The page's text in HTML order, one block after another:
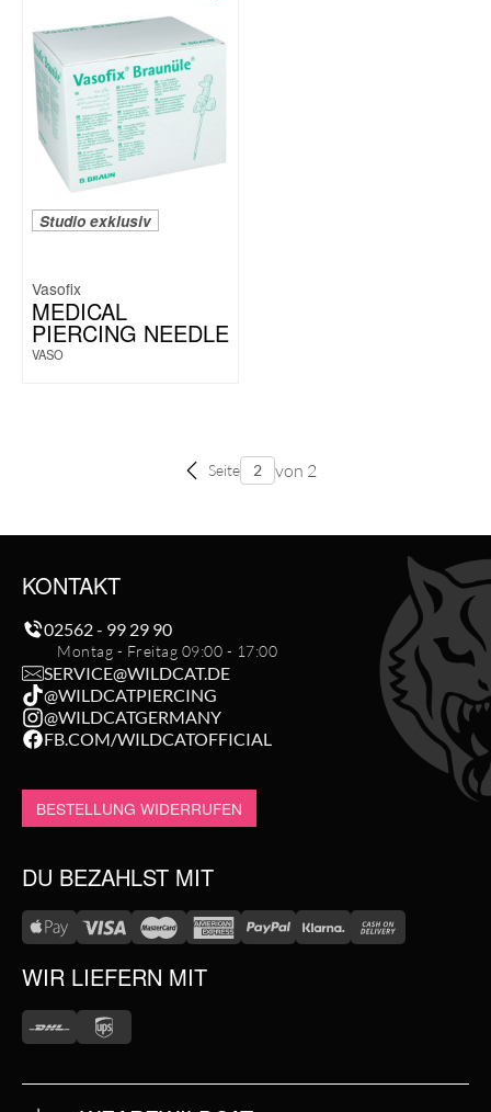
Studio exklusiv
Vasofix
MEDICAL
PIERCING NEEDLE
VASO
Seite von 2
KONTAKT
02562 - 99 29 90
Montag - Freitag 09:00 - 17:00
SERVICE@WILDCAT.DE
@WILDCATPIERCING
@WILDCATGERMANY
FB.COM/WILDCATOFFICIAL
BESTELLUNG WIDERRUFEN
DU BEZAHLST MIT
WIR LIEFERN MIT